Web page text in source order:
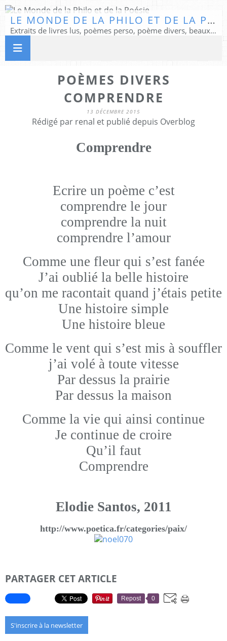
LE MONDE DE LA PHILO ET DE LA POÉSIE
Extraits de livres lus, poèmes perso, poème divers, beaux textes...
POÈMES DIVERS
COMPRENDRE
13 DÉCEMBRE 2015
Rédigé par renal et publié depuis Overblog
Comprendre
Ecrire un poème c’est
comprendre le jour
comprendre la nuit
comprendre l’amour
Comme une fleur qui s’est fanée
J’ai oublié la belle histoire
qu’on me racontait quand j’étais petite
Une histoire simple
Une histoire bleue
Comme le vent qui s’est mis à souffler
j’ai volé à toute vitesse
Par dessus la prairie
Par dessus la maison
Comme la vie qui ainsi continue
Je continue de croire
Qu’il faut
Comprendre
Elodie Santos, 2011
http://www.poetica.fr/categories/paix/
PARTAGER CET ARTICLE
Repost 0
S'inscrire à la newsletter